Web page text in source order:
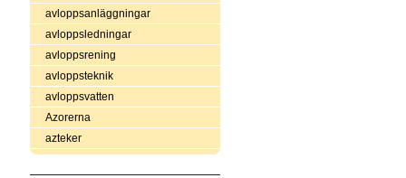
avloppsanläggningar
avloppsledningar
avloppsrening
avloppsteknik
avloppsvatten
Azorerna
azteker